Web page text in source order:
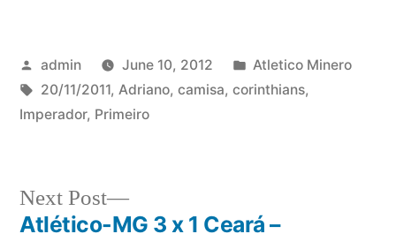
Posted
by
admin June 10, 2012
Posted
in
Atletico Minero
Tags:
20/11/2011, Adriano, camisa, corinthians,
Imperador, Primeiro
Next Post
Next
post:
Atlético-MG 3 x 1 Ceará –